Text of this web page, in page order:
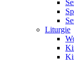
Liturgie